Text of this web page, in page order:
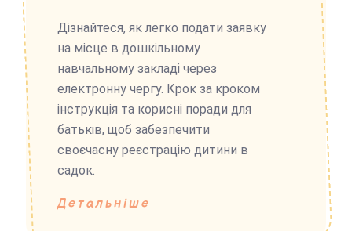
Дізнайтеся, як легко подати заявку
на місце в дошкільному
навчальному закладі через
електронну чергу. Крок за кроком
інструкція та корисні поради для
батьків, щоб забезпечити
своєчасну реєстрацію дитини в
садок.
Детальніше